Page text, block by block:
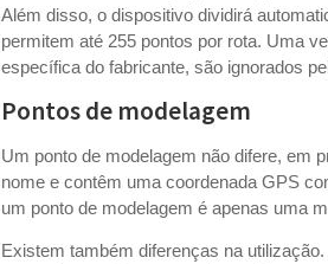
Além disso, o dispositivo dividirá
permitem até 255 pontos por rota. Uma
específica do fabricante, são ignorados
Pontos de modelagem
Um ponto de modelagem não difere, em
nome e contêm uma coordenada GPS
um ponto de modelagem é apenas uma
Existem também diferenças na